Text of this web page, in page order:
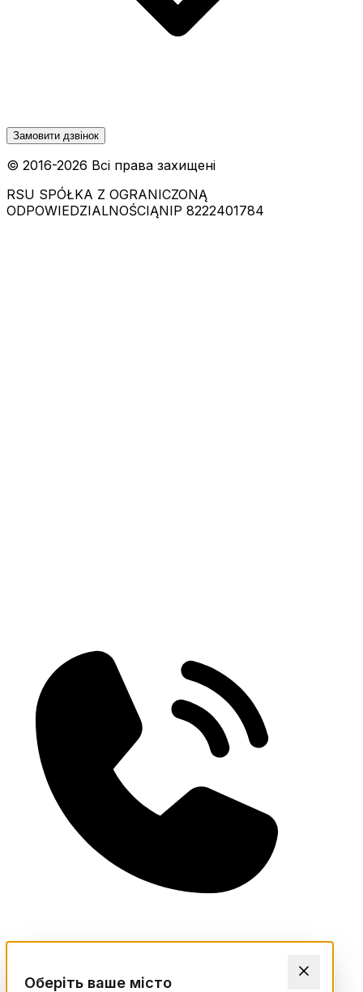
Замовити дзвінок
© 2016-2026 Всі права захищені
RSU SPÓŁKA Z OGRANICZONĄ
ODPOWIEDZIALNOŚCIĄNIP 8222401784
Оберіть ваше місто